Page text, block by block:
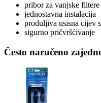
pribor za vanjske filtere
jednostavna instalacija
produljiva usisna cijev
sigurno pričvršćivanje
Često naručeno